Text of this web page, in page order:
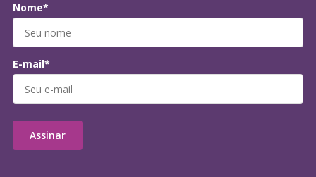
Nome*
E-mail*
Assinar